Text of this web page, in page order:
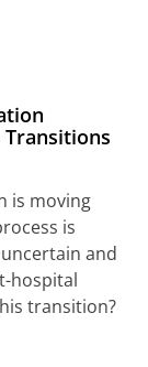
is moving
is
and
hospital
transition?